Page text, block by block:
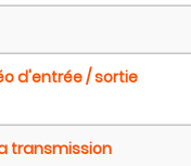
d'entrée / sortie
transmission